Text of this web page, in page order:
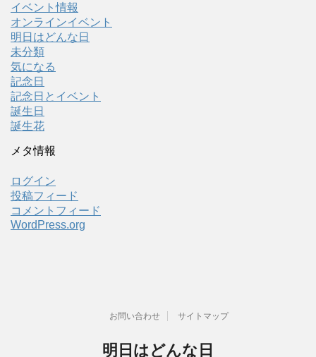
イベント情報
オンラインイベント
明日はどんな日
未分類
気になる
記念日
記念日とイベント
誕生日
誕生花
メタ情報
ログイン
投稿フィード
コメントフィード
WordPress.org
お問い合わせ サイトマップ
明日はどんな日